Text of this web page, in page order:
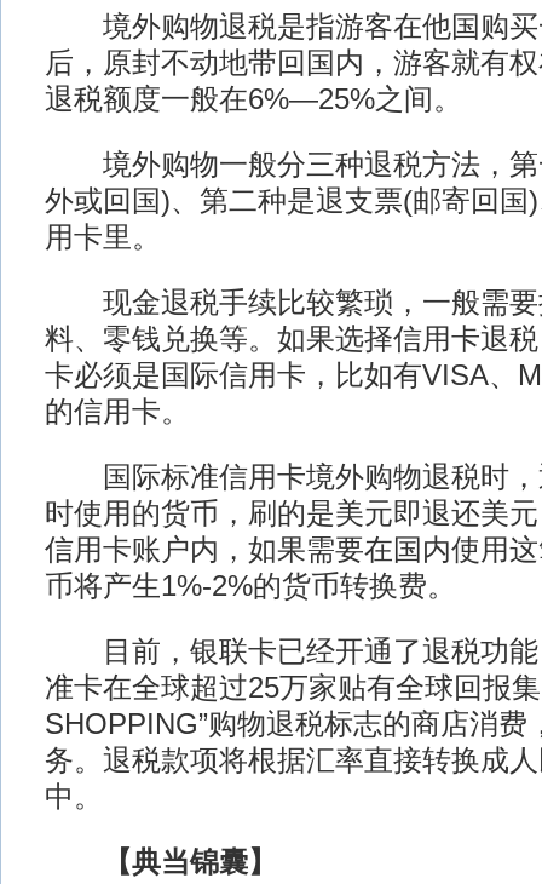
境外购物退税是指游客在他国购买
后，原封不动地带回国内，游客就有
退税额度一般在6%—25%之间。
境外购物一般分三种退税方法，第
外或回国)、第二种是退支票(邮寄回国
用卡里。
现金退税手续比较繁琐，一般需要
料、零钱兑换等。如果选择信用卡退
卡必须是国际信用卡，比如有VISA、
的信用卡。
国际标准信用卡境外购物退税时，
时使用的货币，刷的是美元即退还美
信用卡账户内，如果需要在国内使用
币将产生1%-2%的货币转换费。
目前，银联卡已经开通了退税功能
准卡在全球超过25万家贴有全球回报
SHOPPING”购物退税标志的商店消费
务。退税款项将根据汇率直接转换成
中。
【典当锦囊】